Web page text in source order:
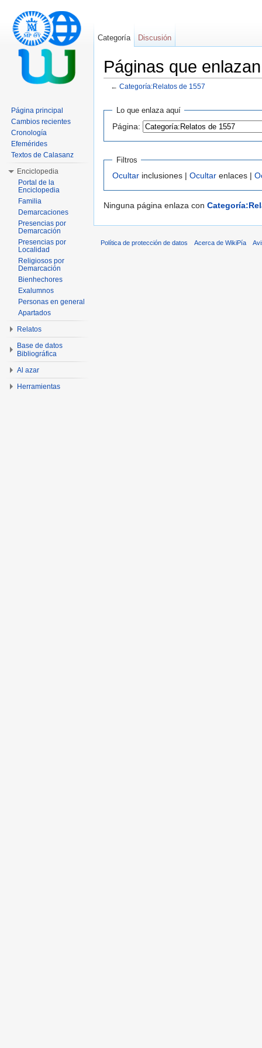
Páginas que
← Categoría:Relatos de 1557
Lo que enlaza aquí
Página:
Filtros
Ocultar inclusiones | Ocultar enlaces |
Ninguna página enlaza con
Categoría Discusión
Página principal
Cambios recientes
Cronología
Efemérides
Textos de Calasanz
Enciclopedia
Portal de la
Enciclopedia
Familia
Demarcaciones
Presencias por
Demarcación
Presencias por
Localidad
Religiosos por
Demarcación
Bienhechores
Exalumnos
Personas en general
Apartados
Relatos
Base de datos
Bibliográfica
Al azar
Herramientas
Política de protección de datos Acerca de WikiPía